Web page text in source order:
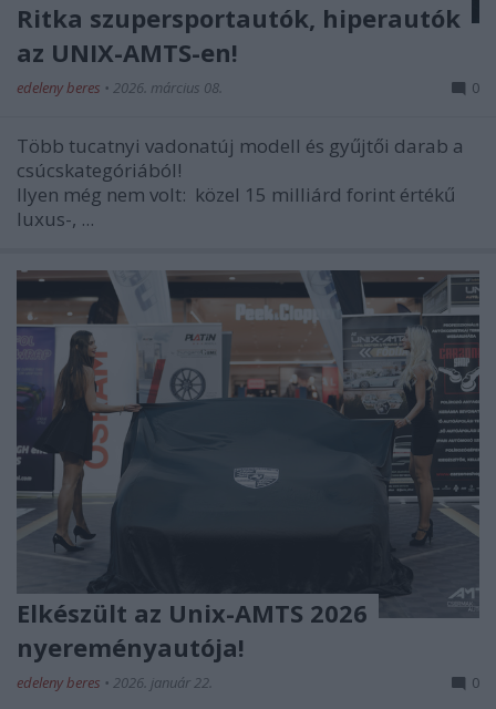
Ritka szupersportautók, hiperautók
az UNIX-AMTS-en!
edeleny beres • 2026. március 08. 0
Több tucatnyi vadonatúj modell és gyűjtői darab a
csúcskategóriából!
Ilyen még nem volt: közel 15 milliárd forint értékű
luxus-, ...
Elkészült az Unix-AMTS 2026
nyereményautója!
edeleny beres • 2026. január 22. 0